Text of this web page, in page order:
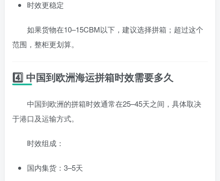
时效更稳定
如果货物在10–15CBM以下，建议选择拼箱；超过这个
范围，整柜更划算。
4️⃣ 中国到欧洲海运拼箱时效需要多久
中国到欧洲的拼箱时效通常在25–45天之间，具体取决
于港口及运输方式。
时效组成：
国内集货：3–5天